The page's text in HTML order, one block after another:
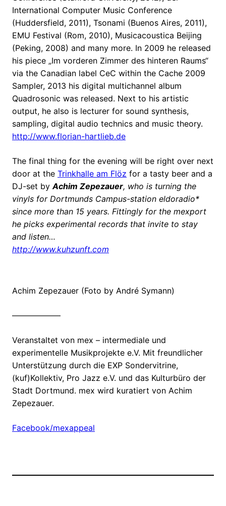
International Computer Music Conference
(Huddersfield, 2011), Tsonami (Buenos Aires, 2011),
EMU Festival (Rom, 2010), Musicacoustica Beijing
(Peking, 2008) and many more. In 2009 he released
his piece „Im vorderen Zimmer des hinteren Raums“
via the Canadian label CeC within the Cache 2009
Sampler, 2013 his digital multichannel album
Quadrosonic was released. Next to his artistic
output, he also is lecturer for sound synthesis,
sampling, digital audio technics and music theory.
http://www.florian-hartlieb.de
The final thing for the evening will be right over next
door at the Trinkhalle am Flöz for a tasty beer and a
DJ-set byAchim Zepezauer, who is turning the
vinyls for Dortmunds Campus-station eldoradio*
since more than 15 years. Fittingly for the mexport
he picks experimental records that invite to stay
and listen…
http://www.kuhzunft.com
Achim Zepezauer (Foto by André Symann)
——————
Veranstaltet von mex – intermediale und
experimentelle Musikprojekte e.V. Mit freundlicher
Unterstützung durch die EXP Sondervitrine,
(kuf)Kollektiv, Pro Jazz e.V. und das Kulturbüro der
Stadt Dortmund. mex wird kuratiert von Achim
Zepezauer.
Facebook/mexappeal